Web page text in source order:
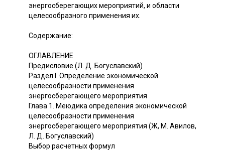
энергосберегающих мероприятий, и области
целесообразного применения их.
Содержание:
ОГЛАВЛЕНИЕ
Предисловие (Л. Д. Богуславский)
Раздел I. Определение экономической
целесообразности применения
энергосберегающего мероприятия
Глава 1. Меюдика определения экономической
целесообразности применения
энергосберегающего мероприятия (Ж, М. Авилов,
Л. Д. Богуславский)
Выбор расчетных формул